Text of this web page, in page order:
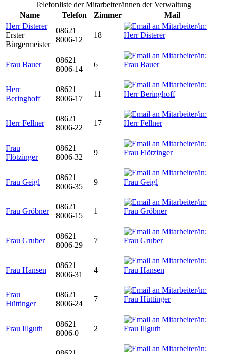
Telefonliste der Mitarbeiter/innen der Verwaltung
Name
Telefon Zimmer
Mail
Herr Disterer
Erster
Bürgermeister
08621
8006-12
18
Frau Bauer
08621
8006-14
6
Herr
Beringhoff
08621
8006-17
11
Herr Fellner
08621
8006-22
17
Frau
Flötzinger
08621
8006-32
9
Frau Geigl
08621
8006-35
9
Frau Gröbner
08621
8006-15
1
Frau Gruber
08621
8006-29
7
Frau Hansen
08621
8006-31
4
Frau
Hüttinger
08621
8006-24
7
Frau Illguth
08621
8006-0
2